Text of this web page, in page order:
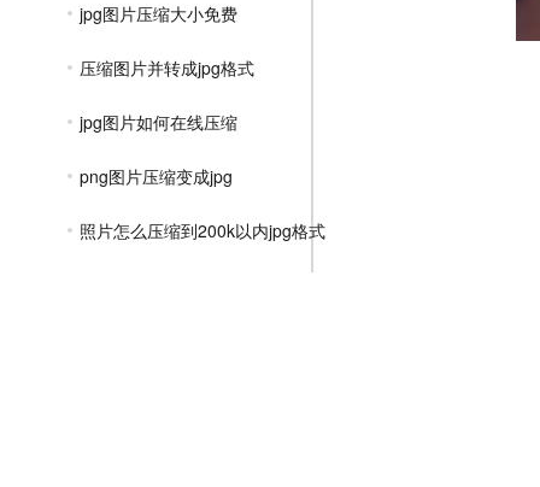
jpg图片压缩大小免费
压缩图片并转成jpg格式
jpg图片如何在线压缩
png图片压缩变成jpg
照片怎么压缩到200k以内jpg格式